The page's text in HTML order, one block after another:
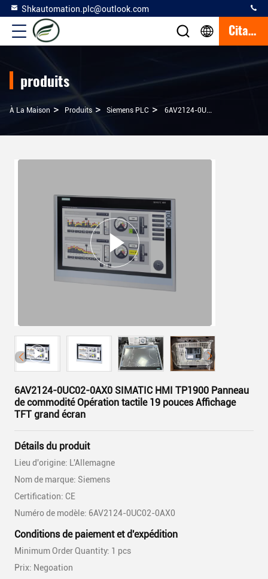
Shkautomation.plc@outlook.com
Citation
produits
À La Maison > Produits > Siemens PLC > 6AV2124-0UC02-0AX0 SIMATIC HMI TP1900 Panneau De Commodité Opération Tactile 19 Pouces Affichage TFT Grand Écran
6AV2124-0UC02-0AX0 SIMATIC HMI TP1900 Panneau
de commodité Opération tactile 19 pouces Affichage
TFT grand écran
Détails du produit
Lieu d'origine: L'Allemagne
Nom de marque: Siemens
Certification: CE
Numéro de modèle: 6AV2124-0UC02-0AX0
Conditions de paiement et d'expédition
Minimum Order Quantity: 1 pcs
Prix: Negoation